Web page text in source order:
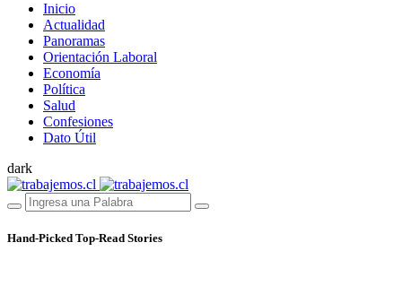
Inicio
Actualidad
Panoramas
Orientación Laboral
Economía
Política
Salud
Confesiones
Dato Útil
dark
Hand-Picked Top-Read Stories